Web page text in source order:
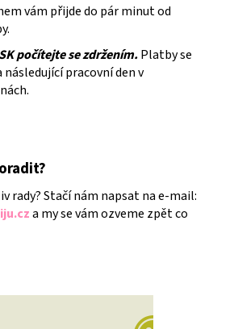
vám přijde do pár minut od
počítejte se zdržením.Platby se
pracovní den v
rady? Stačí nám napsat na e-mail:
a my se vám ozveme zpět co